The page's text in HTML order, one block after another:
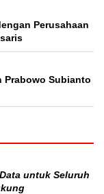
Perusahaan
Prabowo Subianto
untuk Seluruh